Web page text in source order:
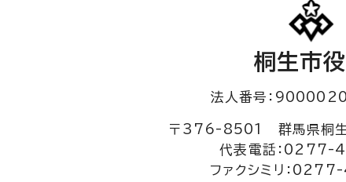
桐生市
法人番号：
〒376-8501 群馬県桐生
代表電話：0277-
ファクシミリ：